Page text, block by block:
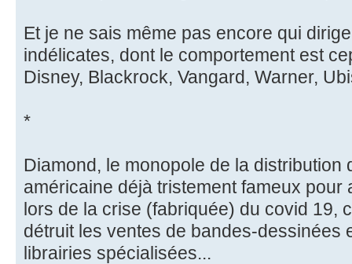
Et je ne sais même pas encore qui
indélicates, dont le comportement est
Disney, Blackrock, Vangard, Warner,
*
Diamond, le monopole de la distribution
américaine déjà tristement fameux pour
lors de la crise (fabriquée) du covid 19,
détruit les ventes de bandes-dessinées
librairies spécialisées...